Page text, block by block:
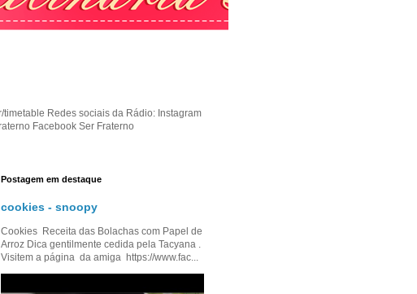
Redes sociais da Rádio: Instagram
Facebook Ser Fraterno
Postagem em destaque
cookies - snoopy
Cookies Receita das Bolachas com Papel de
Arroz Dica gentilmente cedida pela Tacyana .
Visitem a página da amiga https://www.fac...